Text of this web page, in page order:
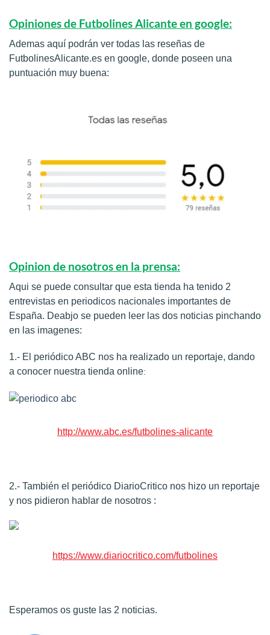
Opiniones de Futbolines Alicante en google:
Ademas aquí podrán ver todas las reseñas de
FutbolinesAlicante.es en google, donde poseen una
puntuación muy buena:
Opinion de nosotros en la prensa:
Aqui se puede consultar que esta tienda ha tenido 2
entrevistas en periodicos nacionales importantes de
España. Deabjo se pueden leer las dos noticias pinchando
en las imagenes:
1.- El periódico ABC nos ha realizado un reportaje, dando
a conocer nuestra tienda online:
http://www.abc.es/futbolines-alicante
2.- También el periódico DiarioCritico nos hizo un reportaje
y nos pidieron hablar de nosotros :
https://www.diariocritico.com/futbolines
Esperamos os guste las 2 noticias.